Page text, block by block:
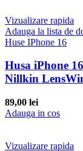
Vizualizare rapida
Adauga la lista de
Huse IPhone 16
Husa iPhone
Nillkin
89,00 lei
Adauga in cos
Vizualizare rapida